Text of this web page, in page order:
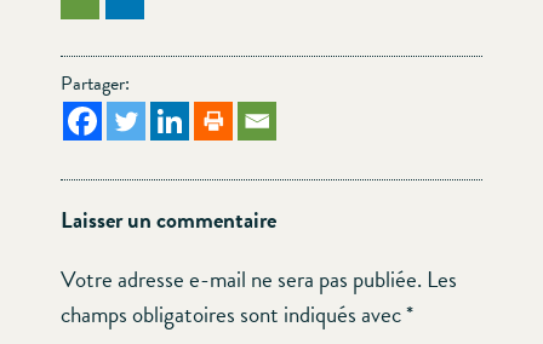
Partager:
Laisser un commentaire
Votre adresse e-mail ne sera pas publiée. Les
champs obligatoires sont indiqués avec*